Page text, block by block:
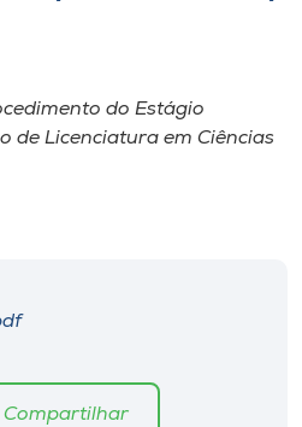
do Estágio
de Licenciatura em Ciências
Compartilhar